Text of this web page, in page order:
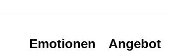
Emotionen Angebot